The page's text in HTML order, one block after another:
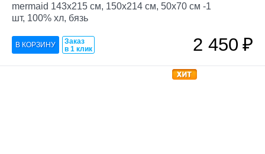
mermaid 143х215 см, 150х214 см, 50х70 см -1
шт, 100% хл, бязь
Заказ
в 1 клик
2 450₽